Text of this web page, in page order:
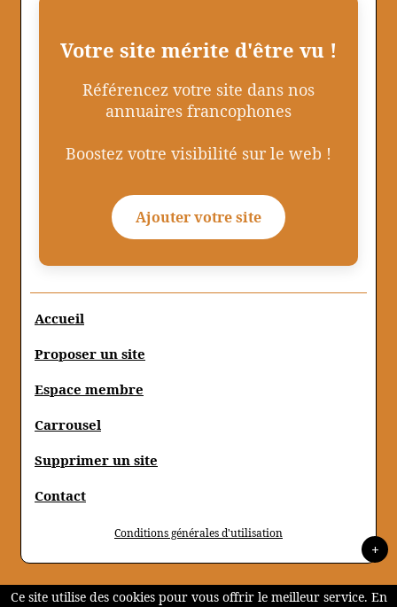
Votre site mérite d'être vu !
Référencez votre site dans nos
annuaires francophones
Boostez votre visibilité sur le web !
Ajouter votre site
Accueil
Proposer un site
Espace membre
Carrousel
Supprimer un site
Contact
Conditions générales d'utilisation
+
Ce site utilise des cookies pour vous offrir le meilleur service. En